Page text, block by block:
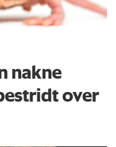
nakne
over